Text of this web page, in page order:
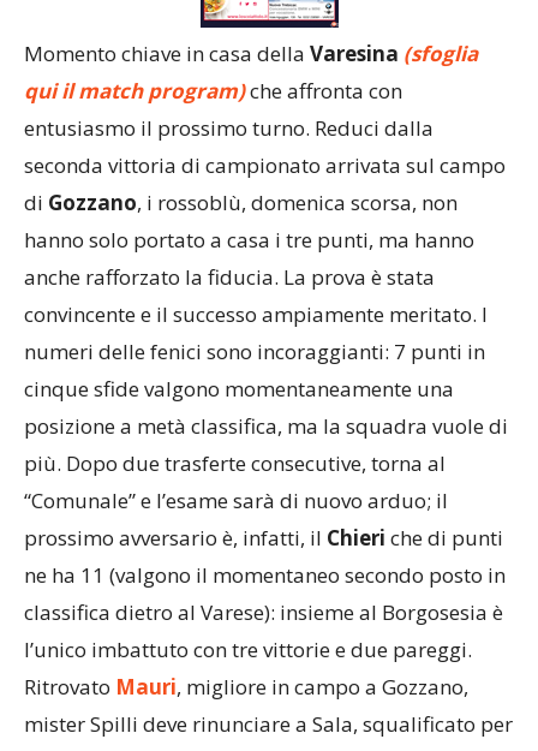
Momento chiave in casa dellaVaresina
seconda vittoria di campionato arrivata sul campo
hanno solo portato a casa i tre punti, ma hanno
numeri delle fenici sono incoraggianti: 7 punti in
cinque sfide valgono momentaneamente una
“Comunale” e l’esame sarà di nuovo arduo; il
ne ha 11 (valgono il momentaneo secondo posto in
l’unico imbattuto con tre vittorie e due pareggi.
, migliore in campo a Gozzano,